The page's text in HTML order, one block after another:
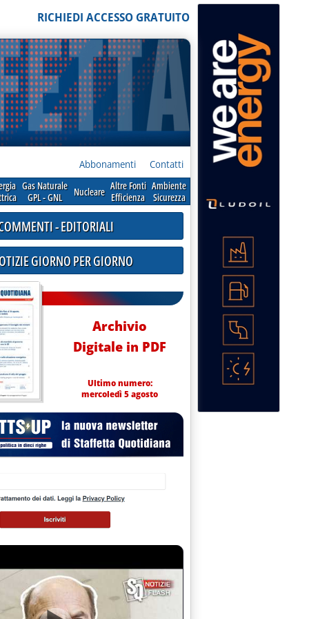
RICHIEDI ACCESSO GRATUITO
Abbonamenti Contatti
Gas Naturale
GPL - GNL
Nucleare Altre Fonti
Efficienza
Ambiente
Sicurezza
MEZZOGIORNO: RISOLUZIONE DC SU TIMORI RITARDO 2°
1993 alle 0.0.
- EDITORIALI
GIORNO PER GIORNO
Archivio
Digitale in PDF
Ultimo numero:
mercoledì 5 agosto